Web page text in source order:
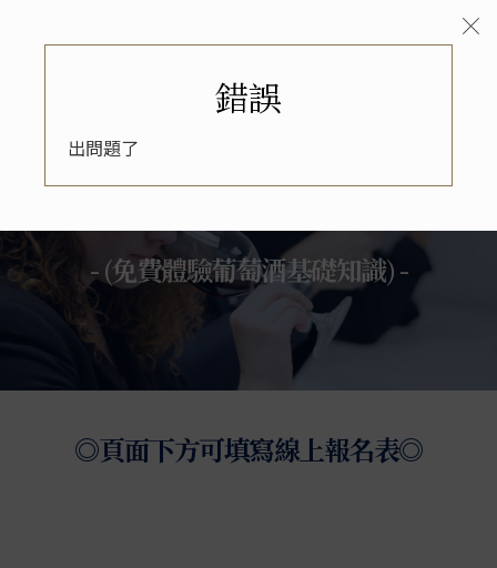
- (免費體驗葡萄酒基礎知識) -
◎頁面下方可填寫線上報名表◎
錯誤
出問題了